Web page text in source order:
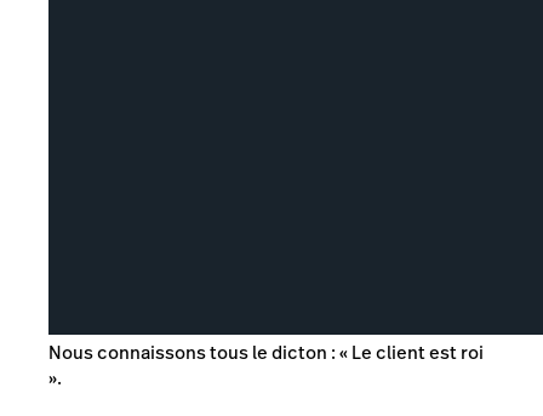
Nous connaissons tous le dicton : « Le client est roi
».